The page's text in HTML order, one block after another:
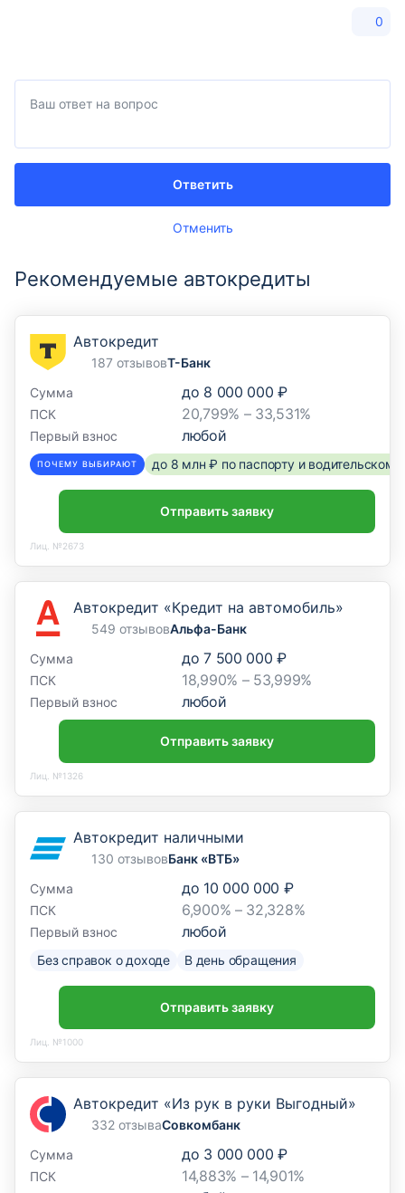
0
Отменить
Ответить
Рекомендуемые автокредиты
Автокредит
187 отзывовТ-Банк
Сумма
до 8 000 000 ₽
ПСК 20,799% – 33,531%
Первый взнос любой
ПОЧЕМУ ВЫБИРАЮТ до 8 млн ₽ по паспорту и
Отправить заявку
Лиц. №2673
Автокредит «Кредит на автомобиль»
549 отзывовАльфа-Банк
Сумма
до 7 500 000 ₽
ПСК 18,990% – 53,999%
Первый взнос любой
Отправить заявку
Лиц. №1326
Автокредит наличными
130 отзывовБанк «ВТБ»
Сумма
до 10 000 000 ₽
ПСК 6,900% – 32,328%
Первый взнос любой
Без справок о доходе В день обращения
Отправить заявку
Лиц. №1000
Автокредит «Из рук в руки Выгодный»
332 отзываСовкомбанк
Сумма
до 3 000 000 ₽
ПСК 14,883% – 14,901%